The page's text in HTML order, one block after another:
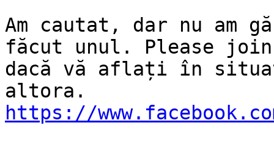
Am cautat, dar nu am
făcut unul. Please join
dacă vă aflați în
https://